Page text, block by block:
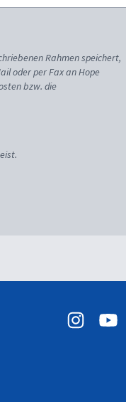
Rahmen speichert,
oder per Fax an Hope
bzw. die